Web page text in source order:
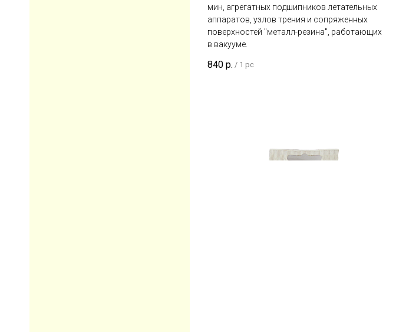
мин, агрегатных подшипников летательных
аппаратов, узлов трения и сопряженных
поверхностей "металл-резина", работающих
в вакууме.
840 р. / 1 pc